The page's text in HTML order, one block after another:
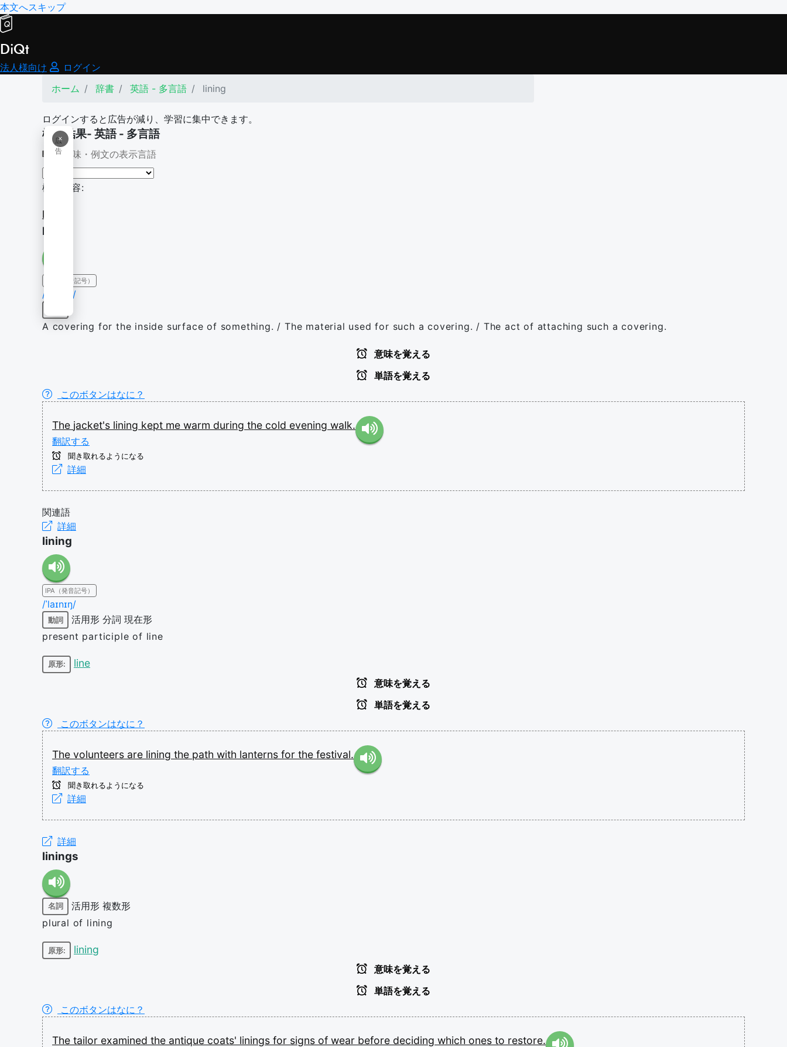
本文へスキップ
DiQt
法人様向け
ログイン
ホーム
辞書 英語 - 多言語 lining
ログインすると広告が減り、学習に集中できます。
×
広
告
検索結果- 英語 - 多言語
意味・例文の表示言語
検索内容:
lining
lining
IPA（発音記号）
/ˈlaɪnɪŋ/
A covering for the inside surface of something. / The material used for such a covering. / The act of attaching such a covering.
意味を覚える
単語を覚える
このボタンはなに？
The jacket's lining kept me warm during the cold evening walk.
翻訳する
聞き取れるようになる
詳細
関連語
詳細
lining
IPA（発音記号）
/ˈlaɪnɪŋ/
動詞 活用形 分詞 現在形
present participle of line
原形: line
意味を覚える
単語を覚える
このボタンはなに？
The volunteers are lining the path with lanterns for the festival.
翻訳する
聞き取れるようになる
詳細
詳細
linings
名詞 活用形 複数形
plural of lining
原形: lining
意味を覚える
単語を覚える
このボタンはなに？
The tailor examined the antique coats' linings for signs of wear before deciding which ones to restore.